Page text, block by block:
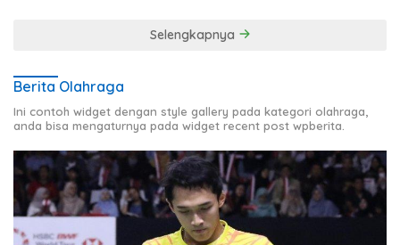
Selengkapnya
Berita Olahraga
Ini contoh widget dengan style gallery pada kategori olahraga,
anda bisa mengaturnya pada widget recent post wpberita.